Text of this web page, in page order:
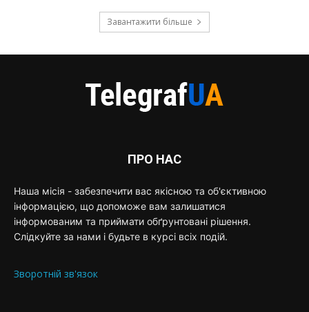
Завантажити більше
ПРО НАС
Наша місія - забезпечити вас якісною та об'єктивною
інформацією, що допоможе вам залишатися
інформованим та приймати обґрунтовані рішення.
Слідкуйте за нами і будьте в курсі всіх подій.
Зворотній зв'язок